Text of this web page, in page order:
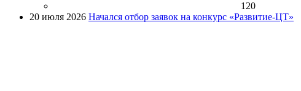
120
20 июля 2026 Начался отбор заявок на конкурс «Развитие-ЦТ»